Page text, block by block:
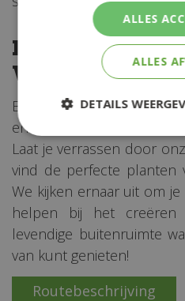
Bezoek
Witmarsum
Breng een bezoek aan
en ontdek ons diverse
Laat je verrassen door
vind de perfecte planten
We kijken ernaar uit om
helpen bij het creëren
levendige buitenruimte
van kunt genieten!
Routebeschrijving
ALLES
ALLES
DETAILS